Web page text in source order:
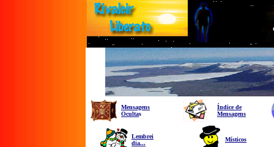
Mensagens
Ocultas
Índice de
Mensagens
Lembrei
dia...
Místicos